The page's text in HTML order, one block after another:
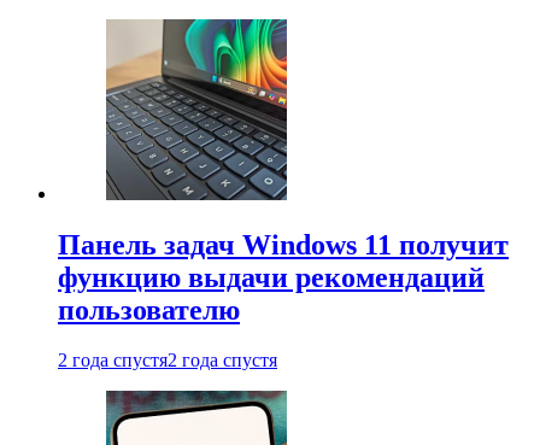
Панель задач Windows 11 получит
функцию выдачи рекомендаций
пользователю
2 года спустя2 года спустя